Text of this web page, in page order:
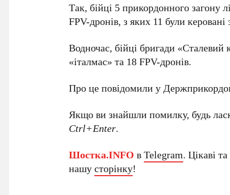
Так, бійці 5 прикордонного
FPV-дронів, з яких 11 були
Водночас, бійці бригади
«італмас» та 18 FPV-дронів.
Про це повідомили у
Якщо ви знайшли помилку, будь
Ctrl+Enter.
Шостка.INFO вTelegram. Цікаві
нашусторінку!